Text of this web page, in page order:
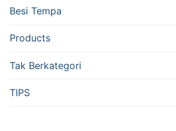
Besi Tempa
Products
Tak Berkategori
TIPS